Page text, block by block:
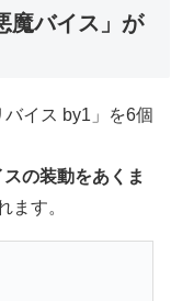
魔バイス」が
イス by1」を6個
の装動をあくま
ます。